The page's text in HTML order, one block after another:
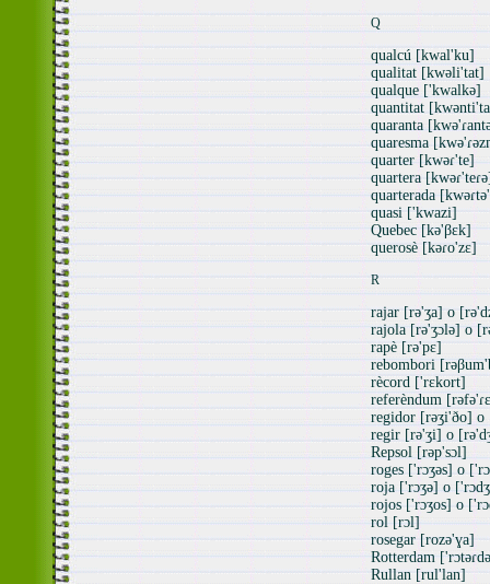
Q
qualcú [kwal'ku]
qualitat [kwəli'tat]
qualque ['kwalkə]
quantitat
quaranta
quaresma
quarter [kwəɾ'te]
quartera
quarterada
quasi ['kwazi]
Quebec [kə'βɛk]
querosè [kəɾo'zɛ]
R
rajar [rə'ʒa] o
rajola [rə'ʒɔlə] o
rapè [rə'pɛ]
rebombori
rècord ['rɛkort]
referèndum
regidor [rəʒi'ðo] o
regir [rə'ʒi] o
Repsol [rəp'sɔl]
roges ['rɔʒəs] o
roja ['rɔʒə] o
rojos ['rɔʒos] o
rol [rɔl]
rosegar [rozə'ɣa]
Rotterdam
Rullan [rul'lan]